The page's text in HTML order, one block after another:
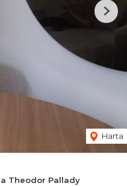
Harta
Next
Theodor Pallady